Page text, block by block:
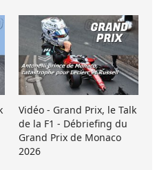
Vidéo - Grand Prix, le Talk
de la F1 - Débriefing du
Grand Prix de Monaco
2026